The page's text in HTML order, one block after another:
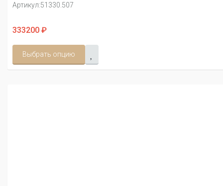
Артикул:51330.507
333200 ₽
Выбрать опцию